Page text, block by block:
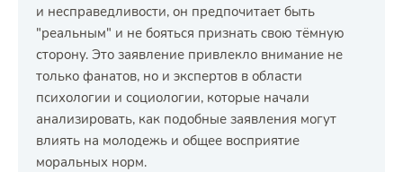
и несправедливости, он предпочитает быть
"реальным" и не бояться признать свою тёмную
сторону. Это заявление привлекло внимание не
только фанатов, но и экспертов в области
психологии и социологии, которые начали
анализировать, как подобные заявления могут
влиять на молодежь и общее восприятие
моральных норм.